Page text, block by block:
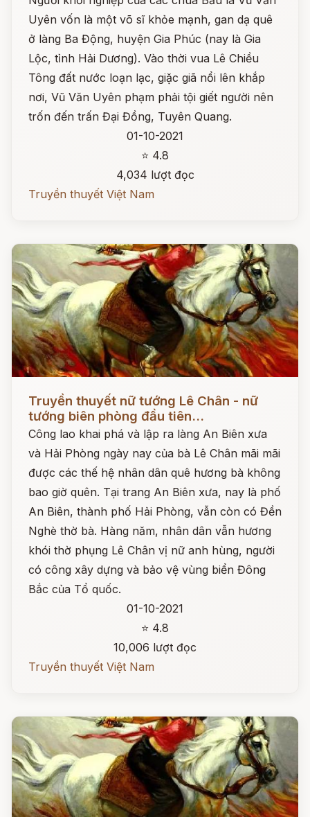
Uyên vốn là một võ sĩ khỏe mạnh, gan dạ quê
ở làng Ba Động, huyện Gia Phúc (nay là Gia
Lộc, tỉnh Hải Dương). Vào thời vua Lê Chiều
Tông đất nước loạn lạc, giặc giã nổi lên khắp
nơi, Vũ Văn Uyên phạm phải tội giết người nên
trốn đến trấn Đại Đồng, Tuyên Quang.
01-10-2021
⭐ 4.8
4,034 lượt đọc
Truyền thuyết Việt Nam
Đọc ngay
Truyền thuyết nữ tướng Lê Chân - nữ
tướng biên phòng đầu tiên...
Công lao khai phá và lập ra làng An Biên xưa
và Hải Phòng ngày nay của bà Lê Chân mãi mãi
được các thế hệ nhân dân quê hương bà không
bao giờ quên. Tại trang An Biên xưa, nay là phố
An Biên, thành phố Hải Phòng, vẫn còn có Đền
Nghè thờ bà. Hàng năm, nhân dân vẫn hương
khói thờ phụng Lê Chân vị nữ anh hùng, người
có công xây dựng và bảo vệ vùng biển Đông
Bắc của Tổ quốc.
01-10-2021
⭐ 4.8
10,006 lượt đọc
Truyền thuyết Việt Nam